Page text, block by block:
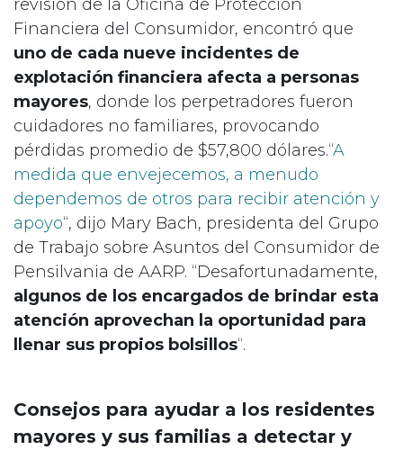
revisión de la Oficina de Protección
Financiera del Consumidor, encontró que
uno de cada nueve incidentes de
explotación financiera afecta a personas
mayores, donde los perpetradores fueron
cuidadores no familiares, provocando
pérdidas promedio de $57,800 dólares.“A
medida que envejecemos, a menudo
dependemos de otros para recibir atención y
apoyo“, dijo Mary Bach, presidenta del Grupo
de Trabajo sobre Asuntos del Consumidor de
Pensilvania de AARP. “Desafortunadamente,
algunos de los encargados de brindar esta
atención aprovechan la oportunidad para
llenar sus propios bolsillos“.
Consejos para ayudar a los residentes
mayores y sus familias a detectar y